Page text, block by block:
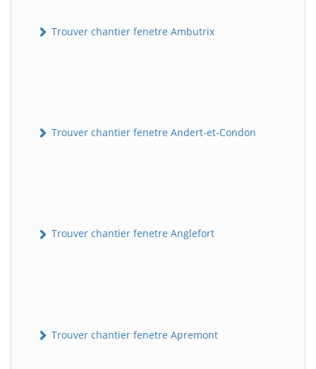
Trouver chantier fenetre Ambutrix
Trouver chantier fenetre Andert-et-Condon
Trouver chantier fenetre Anglefort
Trouver chantier fenetre Apremont